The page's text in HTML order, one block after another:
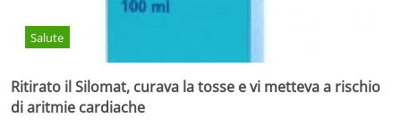
Salute
Ritirato il Silomat, curava la tosse e vi metteva a rischio
di aritmie cardiache